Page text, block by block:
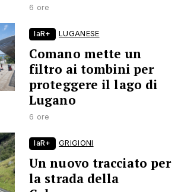
6 ore
laR+ LUGANESE
Comano mette un
filtro ai tombini per
proteggere il lago di
Lugano
6 ore
laR+ GRIGIONI
Un nuovo tracciato per
la strada della